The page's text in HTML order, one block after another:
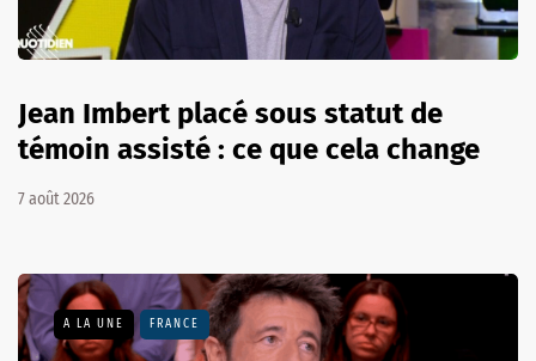
Jean Imbert placé sous statut de
témoin assisté : ce que cela change
7 août 2026
A LA UNE FRANCE